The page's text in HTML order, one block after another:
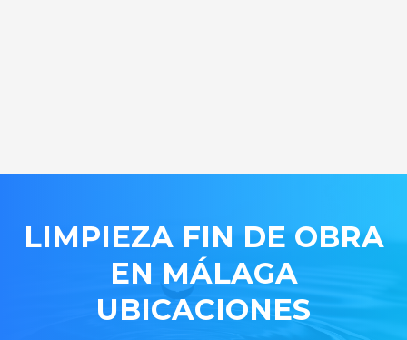
LIMPIEZA FIN DE OBRA
EN MÁLAGA
UBICACIONES